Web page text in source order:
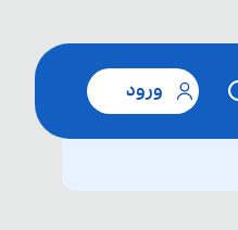
ورود